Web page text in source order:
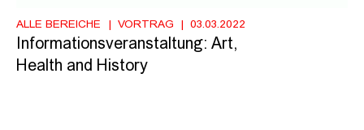
ALLE BEREICHE VORTRAG 03.03.2022
Informationsveranstaltung: Art,
Health and History